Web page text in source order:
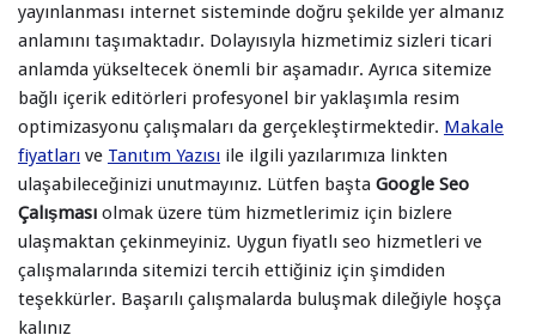
yayınlanması internet sisteminde doğru şekilde yer almanız
anlamını taşımaktadır. Dolayısıyla hizmetimiz sizleri ticari
anlamda yükseltecek önemli bir aşamadır. Ayrıca sitemize
bağlı içerik editörleri profesyonel bir yaklaşımla resim
optimizasyonu çalışmaları da gerçekleştirmektedir. Makale
fiyatları ve Tanıtım Yazısı ile ilgili yazılarımıza linkten
ulaşabileceğinizi unutmayınız. Lütfen başta Google Seo
Çalışması olmak üzere tüm hizmetlerimiz için bizlere
ulaşmaktan çekinmeyiniz. Uygun fiyatlı seo hizmetleri ve
çalışmalarında sitemizi tercih ettiğiniz için şimdiden
teşekkürler. Başarılı çalışmalarda buluşmak dileğiyle hoşça
kalınız